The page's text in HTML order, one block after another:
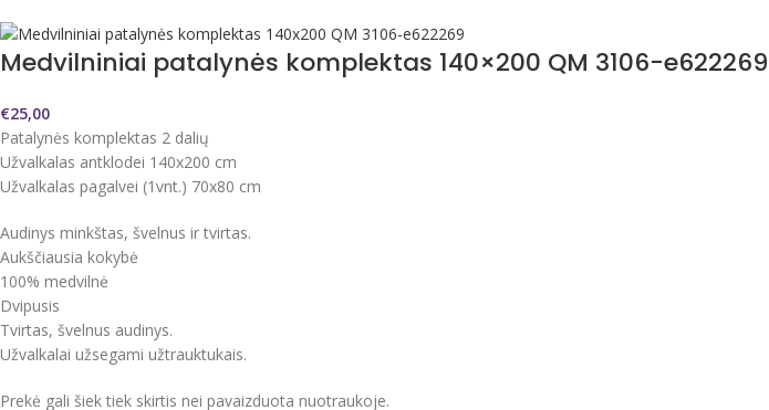
Medvilniniai patalynės komplektas 140×200 QM 3106-e622269
€25,00
Patalynės komplektas 2 dalių
Užvalkalas antklodei 140x200 cm
Užvalkalas pagalvei (1vnt.) 70x80 cm
Audinys minkštas, švelnus ir tvirtas.
Aukščiausia kokybė
100% medvilnė
Dvipusis
Tvirtas, švelnus audinys.
Užvalkalai užsegami užtrauktukais.
Prekė gali šiek tiek skirtis nei pavaizduota nuotraukoje.